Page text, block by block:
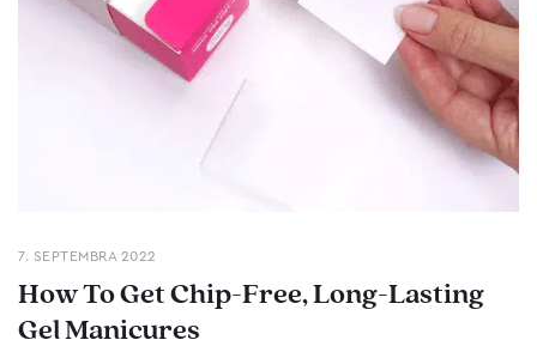
7. SEPTEMBRA 2022
How To Get Chip-Free, Long-Lasting
Gel Manicures